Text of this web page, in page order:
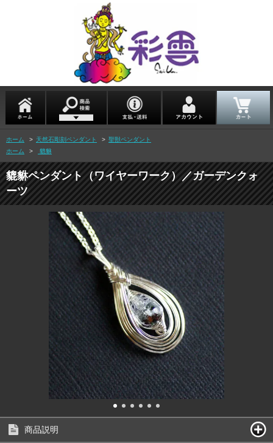
ホーム > 天然石彫刻ペンダント > 聖獣ペンダント
ホーム
> 貔貅
貔貅ペンダント（ワイヤーワーク）／ガーデンクォ
ーツ
商品説明